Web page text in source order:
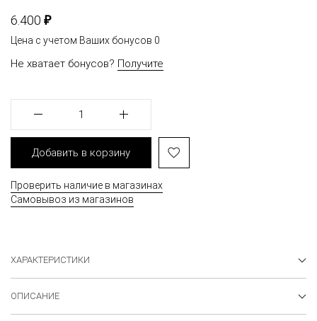
6.400 ₽
Цена с учетом Ваших бонусов 0
Не хватает бонусов? Получите
1
Добавить в корзину
Проверить наличие в магазинах
Самовывоз из магазинов
ХАРАКТЕРИСТИКИ
ОПИСАНИЕ